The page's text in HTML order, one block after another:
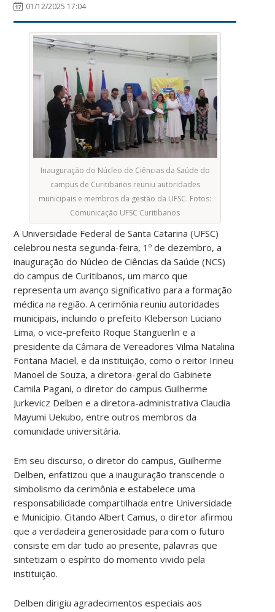
01/12/2025 17:04
Inauguração do Núcleo de Ciências da Saúde do
campus de Curitibanos reuniu autoridades
municipais e membros da gestão da UFSC. Fotos:
Comunicação UFSC Curitibanos
A Universidade Federal de Santa Catarina (UFSC)
celebrou nesta segunda-feira, 1º de dezembro, a
inauguração do Núcleo de Ciências da Saúde (NCS)
do campus de Curitibanos, um marco que
representa um avanço significativo para a formação
médica na região. A cerimônia reuniu autoridades
municipais, incluindo o prefeito Kleberson Luciano
Lima, o vice-prefeito Roque Stanguerlin e a
presidente da Câmara de Vereadores Vilma Natalina
Fontana Maciel, e da instituição, como o reitor Irineu
Manoel de Souza, a diretora-geral do Gabinete
Camila Pagani, o diretor do campus Guilherme
Jurkevicz Delben e a diretora-administrativa Claudia
Mayumi Uekubo, entre outros membros da
comunidade universitária.
Em seu discurso, o diretor do campus, Guilherme
Delben, enfatizou que a inauguração transcende o
simbolismo da cerimônia e estabelece uma
responsabilidade compartilhada entre Universidade
e Município. Citando Albert Camus, o diretor afirmou
que a verdadeira generosidade para com o futuro
consiste em dar tudo ao presente, palavras que
sintetizam o espírito do momento vivido pela
instituição.
Delben dirigiu agradecimentos especiais aos